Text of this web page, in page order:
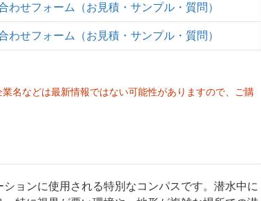
わせフォーム（お見積・サンプル・質問）
わせフォーム（お見積・サンプル・質問）
名などは最新情報ではない可能性がありますので、ご購
ョンに使用される特別なコンパスです。潜水中に